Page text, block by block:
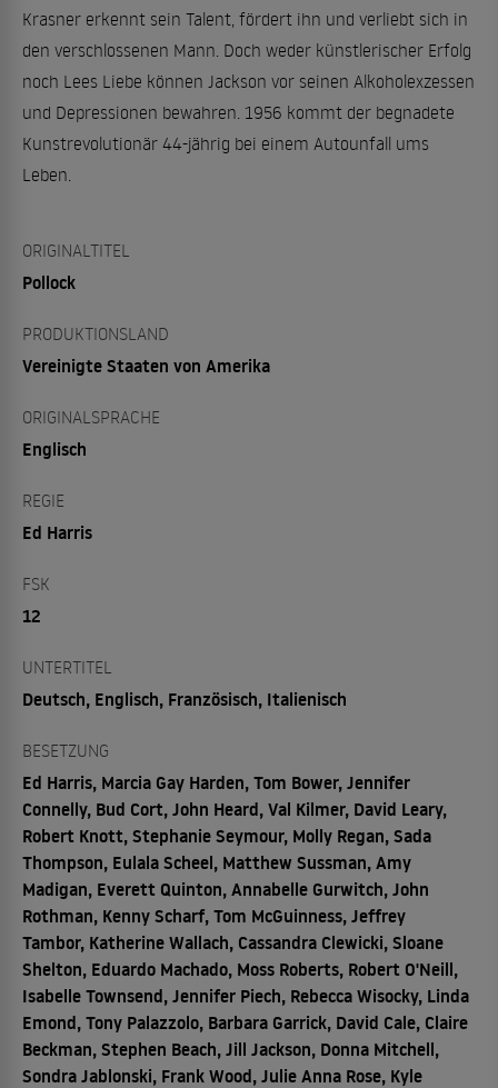
Krasner erkennt sein Talent, fördert ihn und verliebt sich in
den verschlossenen Mann. Doch weder künstlerischer Erfolg
noch Lees Liebe können Jackson vor seinen Alkoholexzessen
und Depressionen bewahren. 1956 kommt der begnadete
Kunstrevolutionär 44-jährig bei einem Autounfall ums
Leben.
ORIGINALTITEL
Pollock
PRODUKTIONSLAND
Vereinigte Staaten von Amerika
ORIGINALSPRACHE
Englisch
REGIE
Ed Harris
FSK
12
UNTERTITEL
Deutsch, Englisch, Französisch, Italienisch
BESETZUNG
Ed Harris, Marcia Gay Harden, Tom Bower, Jennifer
Connelly, Bud Cort, John Heard, Val Kilmer, David Leary,
Robert Knott, Stephanie Seymour, Molly Regan, Sada
Thompson, Eulala Scheel, Matthew Sussman, Amy
Madigan, Everett Quinton, Annabelle Gurwitch, John
Rothman, Kenny Scharf, Tom McGuinness, Jeffrey
Tambor, Katherine Wallach, Cassandra Clewicki, Sloane
Shelton, Eduardo Machado, Moss Roberts, Robert O'Neill,
Isabelle Townsend, Jennifer Piech, Rebecca Wisocky, Linda
Emond, Tony Palazzolo, Barbara Garrick, David Cale, Claire
Beckman, Stephen Beach, Jill Jackson, Donna Mitchell,
Sondra Jablonski, Frank Wood, Julie Anna Rose, Kyle